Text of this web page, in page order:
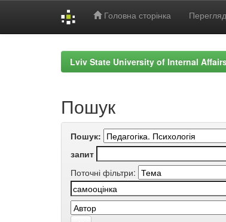
Головна сторінка Перегляд
Lviv State University of Internal
Пошук
Пошук:
запит
Поточні фільтри: